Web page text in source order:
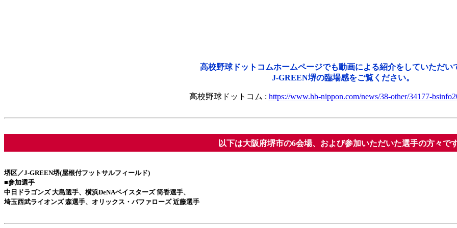
高校野球ドットコムホームページでも動画による紹介をしていただい
J-GREEN堺の臨場感をご覧ください。
高校野球ドットコム : https://www.hb-nippon.com/news/38-other/34177-
以下は大阪府堺市の6会場、および参加いただいた選手の方々です
堺区／J-GREEN堺(屋根付フットサルフィールド)
■参加選手
中日ドラゴンズ 大島選手、横浜DeNAベイスターズ 筒香選手、
埼玉西武ライオンズ 森選手、オリックス・バファローズ 近藤選手